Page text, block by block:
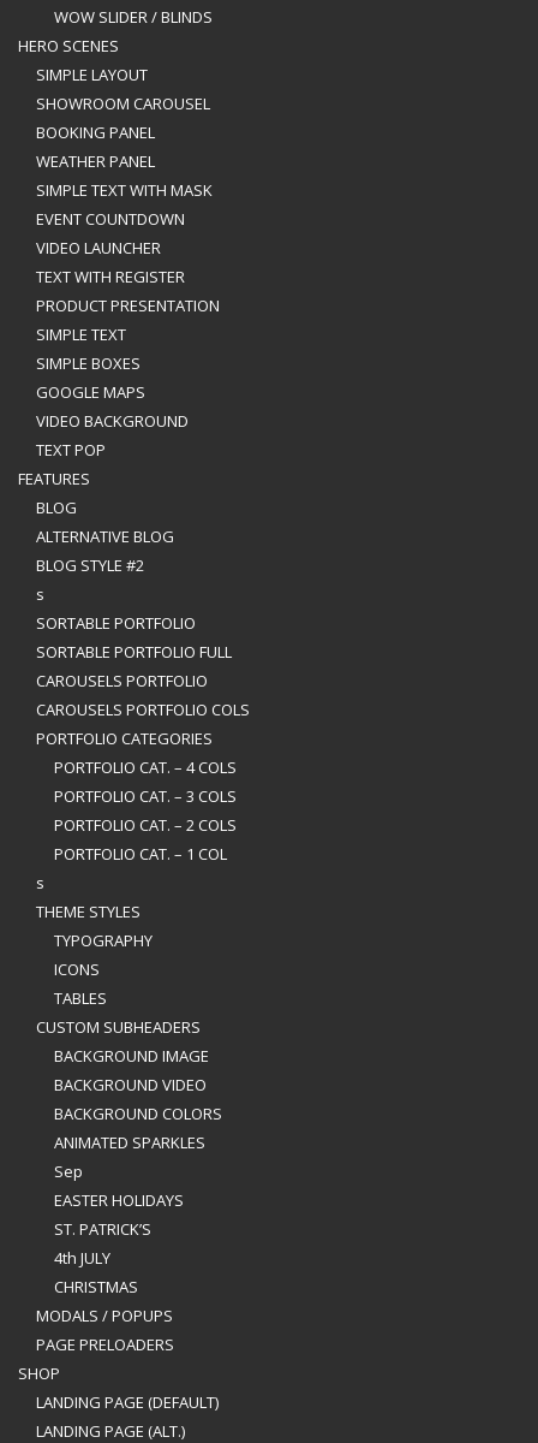
WOW SLIDER / BLINDS
HERO SCENES
SIMPLE LAYOUT
SHOWROOM CAROUSEL
BOOKING PANEL
WEATHER PANEL
SIMPLE TEXT WITH MASK
EVENT COUNTDOWN
VIDEO LAUNCHER
TEXT WITH REGISTER
PRODUCT PRESENTATION
SIMPLE TEXT
SIMPLE BOXES
GOOGLE MAPS
VIDEO BACKGROUND
TEXT POP
FEATURES
BLOG
ALTERNATIVE BLOG
BLOG STYLE #2
s
SORTABLE PORTFOLIO
SORTABLE PORTFOLIO FULL
CAROUSELS PORTFOLIO
CAROUSELS PORTFOLIO COLS
PORTFOLIO CATEGORIES
PORTFOLIO CAT. – 4 COLS
PORTFOLIO CAT. – 3 COLS
PORTFOLIO CAT. – 2 COLS
PORTFOLIO CAT. – 1 COL
s
THEME STYLES
TYPOGRAPHY
ICONS
TABLES
CUSTOM SUBHEADERS
BACKGROUND IMAGE
BACKGROUND VIDEO
BACKGROUND COLORS
ANIMATED SPARKLES
Sep
EASTER HOLIDAYS
ST. PATRICK’S
4th JULY
CHRISTMAS
MODALS / POPUPS
PAGE PRELOADERS
SHOP
LANDING PAGE (DEFAULT)
LANDING PAGE (ALT.)